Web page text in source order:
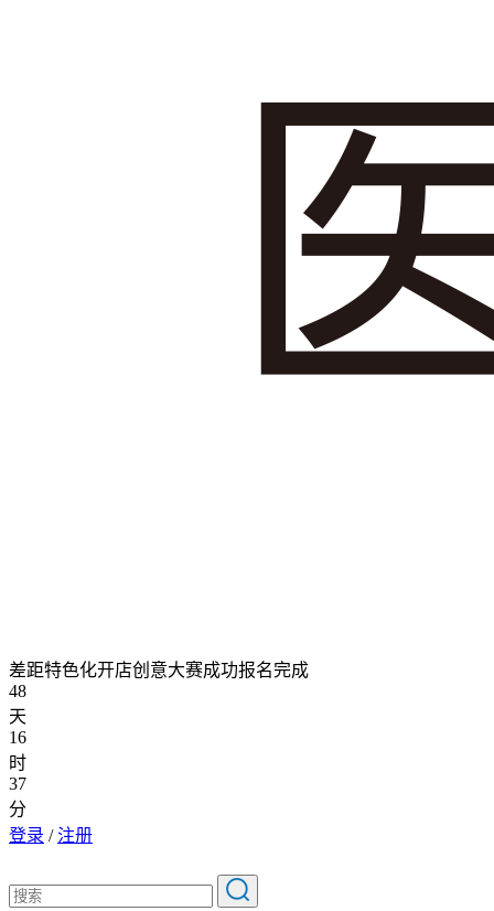
差距特色化开店创意大赛成功报名完成
48
天
16
时
37
分
登录 /注册